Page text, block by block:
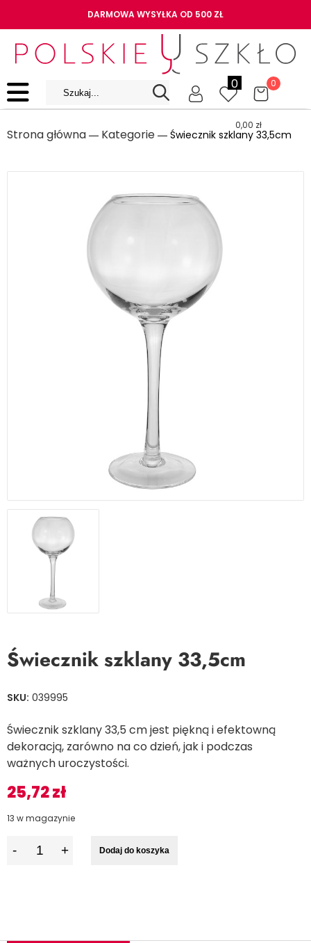
DARMOWA WYSYŁKA OD 500 ZŁ
0 0
0,00 zł
Strona główna ― Kategorie ― Świecznik szklany 33,5cm
Świecznik szklany 33,5cm
SKU: 039995
Świecznik szklany 33,5 cm jest piękną i efektowną
dekoracją, zarówno na co dzień, jak i podczas
ważnych uroczystości.
25,72zł
13 w magazynie
Dodaj do koszyka